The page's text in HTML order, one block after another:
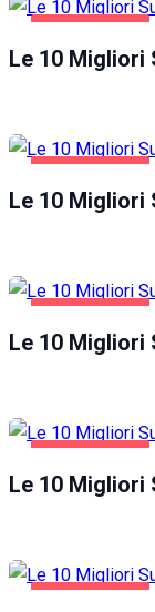
Le 10 Migliori
Le 10 Migliori
Le 10 Migliori
Le 10 Migliori